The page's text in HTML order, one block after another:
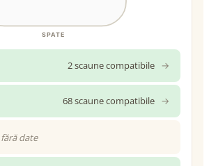
SPATE
2 scaune compatibile →
68 scaune compatibile →
fără date